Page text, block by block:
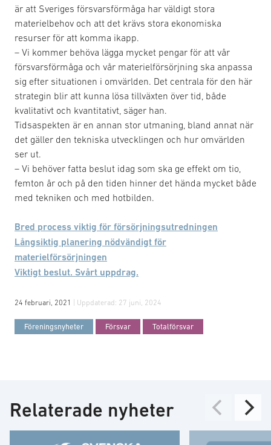
är att Sveriges försvarsförmåga har väldigt stora
materielbehov och att det krävs stora ekonomiska
resurser för att komma ikapp.
– Vi kommer behöva lägga mycket pengar för att vår
försvarsförmåga och vår materielförsörjning ska anpassa
sig efter situationen i omvärlden. Det centrala för den här
strategin blir att kunna lösa tillväxten över tid, både
kvalitativt och kvantitativt, säger han.
Tidsaspekten är en annan stor utmaning, bland annat när
det gäller den tekniska utvecklingen och hur omvärlden
ser ut.
– Vi behöver fatta beslut idag som ska ge effekt om tio,
femton år och på den tiden hinner det hända mycket både
med tekniken och med hotbilden.
Bred process viktig för försörjningsutredningen
Långsiktig planering nödvändigt för
materielförsörjningen
Viktigt beslut. Svårt uppdrag.
24 februari, 2021 | Uppdaterad: 27 juni, 2024
Föreningsnyheter Försvar Totalförsvar
Relaterade nyheter